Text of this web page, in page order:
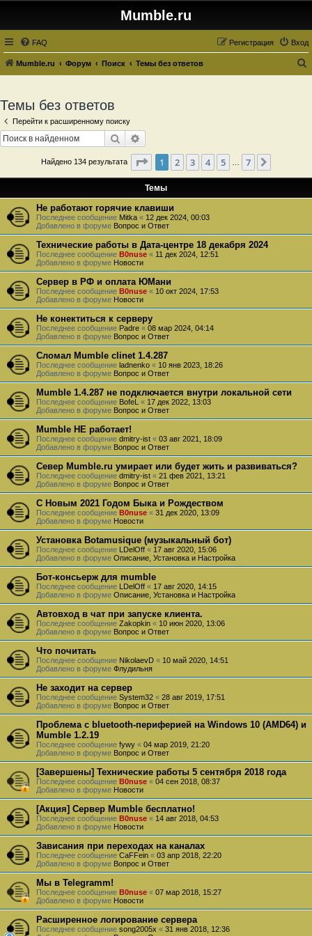
Mumble.ru
FAQ Вход
Регистрация
Mumble.ru Форум Поиск Темы без ответов
Темы без ответов
Перейти к расширенному поиску
Поиск
Найдено 134 результата Страница из
1 2 3 4 5 7
Темы
Не работают горячие клавиши
Последнее сообщение Mitka « 12 дек 2024, 00:03
Добавлено в форуме Вопрос и Ответ
Технические работы в Дата-центре 18 декабря 2024
Последнее сообщение B0nuse « 11 дек 2024, 12:51
Добавлено в форуме Новости
Сервер в РФ и оплата ЮМани
Последнее сообщение B0nuse « 10 окт 2024, 17:53
Добавлено в форуме Новости
Не конектиться к серверу
Последнее сообщение Padre « 08 мар 2024, 04:14
Добавлено в форуме Вопрос и Ответ
Сломал Mumble clinet 1.4.287
Последнее сообщение ladnenko « 10 янв 2023, 18:26
Добавлено в форуме Вопрос и Ответ
Mumble 1.4.287 не подключается внутри локальной сети
Последнее сообщение BofeL « 17 дек 2022, 13:03
Добавлено в форуме Вопрос и Ответ
Mumble НЕ работает!
Последнее сообщение dmitry-ist « 03 авг 2021, 18:09
Добавлено в форуме Вопрос и Ответ
Север Mumble.ru умирает или будет жить и развиваться?
Последнее сообщение dmitry-ist « 21 фев 2021, 13:21
Добавлено в форуме Вопрос и Ответ
С Новым 2021 Годом Быка и Рождеством
Последнее сообщение B0nuse « 31 дек 2020, 13:09
Добавлено в форуме Новости
Установка Botamusique (музыкальный бот)
Последнее сообщение LDelOff « 17 авг 2020, 15:06
Добавлено в форуме Описание, Установка и Настройка
Бот-консьерж для mumble
Последнее сообщение LDelOff « 17 авг 2020, 14:15
Добавлено в форуме Описание, Установка и Настройка
Автовход в чат при запуске клиента.
Последнее сообщение Zakopkin « 10 июн 2020, 13:06
Добавлено в форуме Вопрос и Ответ
Что почитать
Последнее сообщение NikolaevD « 10 май 2020, 14:51
Добавлено в форуме Флудильня
Не заходит на сервер
Последнее сообщение System32 « 28 авг 2019, 17:51
Добавлено в форуме Вопрос и Ответ
Проблема с bluetooth-периферией на Windows 10 (AMD64) и
Mumble 1.2.19
Последнее сообщение fywy « 04 мар 2019, 21:20
Добавлено в форуме Вопрос и Ответ
[Завершены] Технические работы 5 сентября 2018 года
Последнее сообщение B0nuse « 04 сен 2018, 08:37
Добавлено в форуме Новости
[Акция] Сервер Mumble бесплатно!
Последнее сообщение B0nuse « 14 авг 2018, 04:53
Добавлено в форуме Новости
Зависания при переходах на каналах
Последнее сообщение CaFFein « 03 апр 2018, 22:20
Добавлено в форуме Вопрос и Ответ
Мы в Telegramm!
Последнее сообщение B0nuse « 07 мар 2018, 15:27
Добавлено в форуме Новости
Расширенное логирование сервера
Последнее сообщение song2005x « 31 янв 2018, 12:36